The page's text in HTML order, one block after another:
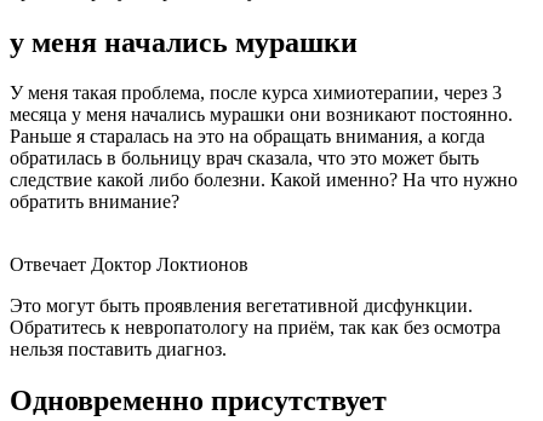
у меня начались мурашки
У меня такая проблема, после курса химиотерапии, через 3
месяца у меня начались мурашки они возникают постоянно.
Раньше я старалась на это на обращать внимания, а когда
обратилась в больницу врач сказала, что это может быть
следствие какой либо болезни. Какой именно? На что нужно
обратить внимание?
Отвечает Доктор Локтионов
Это могут быть проявления вегетативной дисфункции.
Обратитесь к невропатологу на приём, так как без осмотра
нельзя поставить диагноз.
Одновременно присутствует